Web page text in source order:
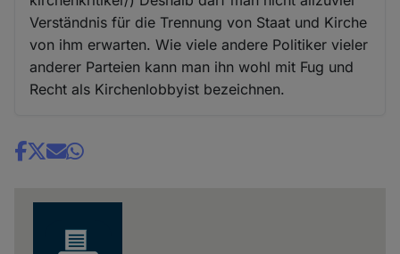
Verständnis für die Trennung von Staat und Kirche
von ihm erwarten. Wie viele andere Politiker vieler
anderer Parteien kann man ihn wohl mit Fug und
Recht als Kirchenlobbyist bezeichnen.
Share